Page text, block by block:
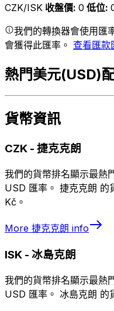
CZK/ISK 收盤價: 0 低位:
我們的轉換器會使用匯
會獲得此匯率。 查看匯款
熱門美元(USD)
貨幣資訊
CZK - 捷克克朗
我們的貨幣排名顯示最熱
USD 匯率。 捷克克朗 的
Kč。
More 捷克克朗 info
ISK - 冰島克朗
我們的貨幣排名顯示最熱
USD 匯率。 冰島克朗 的